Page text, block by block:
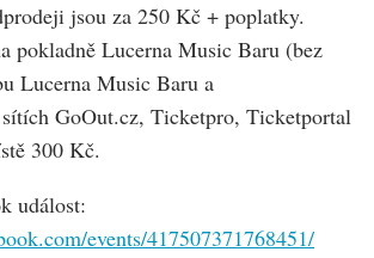
jsou za 250 Kč + poplatky.
pokladně Lucerna Music Baru (bez
Lucerna Music Baru a
GoOut.cz, Ticketpro, Ticketportal
300 Kč.
událost:
events/417507371768451/